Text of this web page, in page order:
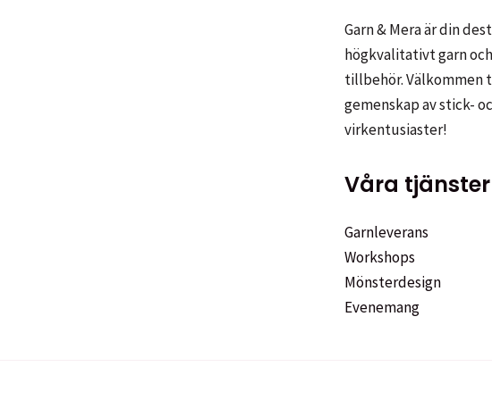
på
produktsidan
Garn & Mera är din
högkvalitativt garn
tillbehör. Välkommen
gemenskap av stick-
virkentusiaster!
Våra tjänster
Garnleverans
Workshops
Mönsterdesign
Evenemang